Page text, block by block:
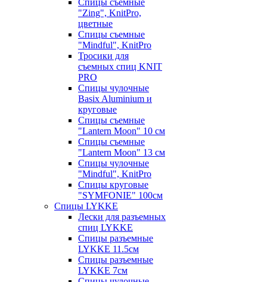
Спицы съемные
"Zing", KnitPro,
цветные
Спицы съемные
"Mindful", KnitPro
Тросики для
съемных спиц KNIT
PRO
Спицы чулочные
Basix Aluminium и
круговые
Спицы съемные
"Lantern Moon" 10 см
Спицы съемные
"Lantern Moon" 13 см
Спицы чулочные
"Mindful", KnitPro
Спицы круговые
"SYMFONIE" 100см
Спицы LYKKE
Лески для разъемных
спиц LYKKE
Спицы разъемные
LYKKE 11.5см
Спицы разъемные
LYKKE 7см